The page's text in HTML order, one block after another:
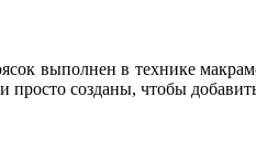
выполнен в технике
просто созданы, чтобы